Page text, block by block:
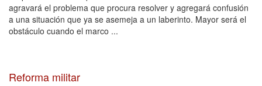
agravará el problema que procura resolver y agregará confusión
a una situación que ya se asemeja a un laberinto. Mayor será el
obstáculo cuando el marco ...
Reforma militar